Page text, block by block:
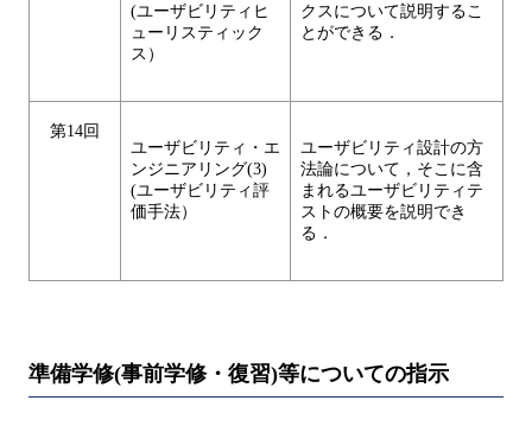
(ユーザビリティヒ
ューリスティック
ス）
クスについて説明するこ
とができる．
第14回
ユーザビリティ・エ
ンジニアリング(3)
(ユーザビリティ評
価手法）
ユーザビリティ設計の方
法論について，そこに含
まれるユーザビリティテ
ストの概要を説明でき
る．
準備学修(事前学修・復習)等についての指示